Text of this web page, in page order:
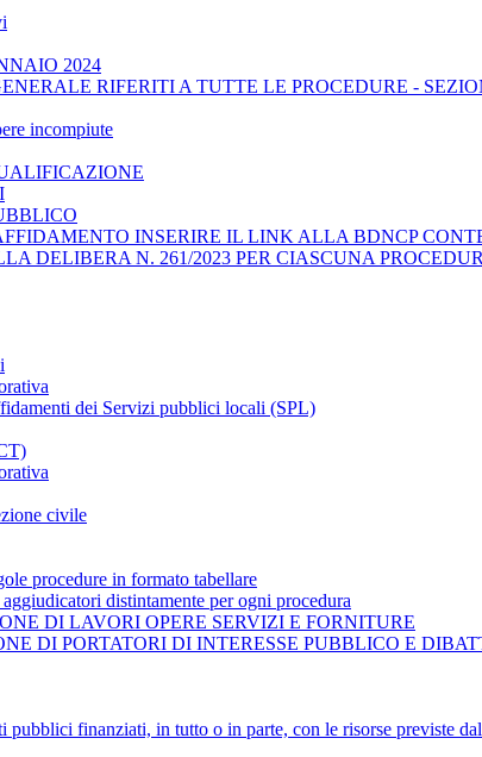
2024
RIFERITI A TUTTE LE PROCEDURE -
incompiute
INSERIRE IL LINK ALLA BDNCP
DELIBERA N. 261/2023 PER CIASCUNA
dei Servizi pubblici locali (SPL)
civile
procedure in formato tabellare
distintamente per ogni procedura
DI LAVORI OPERE SERVIZI E FORNITURE
DI PORTATORI DI INTERESSE PUBBLICO E
pubblici finanziati, in tutto o in parte, con le risorse previste